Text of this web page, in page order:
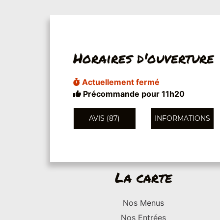
Horaires d'ouverture
Actuellement fermé
Précommande pour 11h20
AVIS (87) INFORMATIONS
La carte
Nos Menus
Nos Entrées